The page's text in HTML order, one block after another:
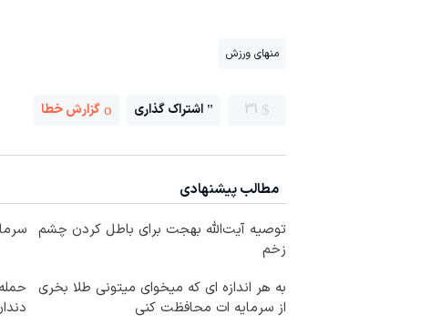
منهای ورزش
31 اشتراک گذاری گزارش خطا
مطالب پیشنهادی
توصیه آیت‌الله بهجت برای باطل کردن چشم
زخم
به هر اندازه ای که میخوای میتونی طلا بخری
از سرمایه ات محافظت کنی
دندان!